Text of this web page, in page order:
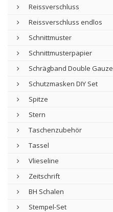
Reissverschluss
Reissverschluss endlos
Schnittmuster
Schnittmusterpapier
Schrägband Double Gauze
Schutzmasken DIY Set
Spitze
Stern
Taschenzubehör
Tassel
Vlieseline
Zeitschrift
BH Schalen
Stempel-Set